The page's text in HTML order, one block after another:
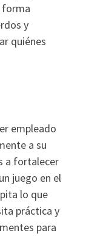
forma
y
quiénes
empleado
a su
a fortalecer
juego en el
lo que
práctica y
para